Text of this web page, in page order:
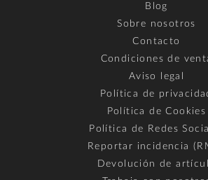
Blog
Sobre nosotros
Contacto
Condiciones de
Aviso legal
Política de
Política de Cookies
Política de Redes
Reportar incidencia
Devolución de